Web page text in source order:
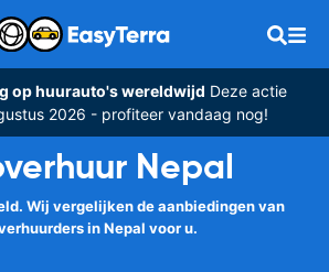
op huurauto's wereldwijd Deze actie
2026 - profiteer vandaag nog!
Nepal
Wij vergelijken de aanbiedingen van
in Nepal voor u.